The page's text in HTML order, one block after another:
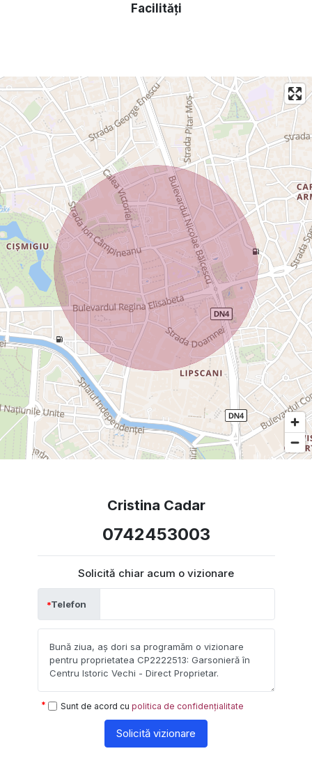
Facilități
Cristina Cadar
0742453003
Solicită chiar acum o vizionare
Telefon
Sunt de acord cu politica de confidențialitate
Solicită vizionare